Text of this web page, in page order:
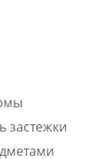
застежки